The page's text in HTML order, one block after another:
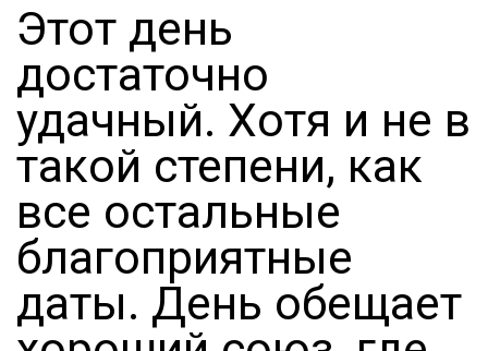
Этот день
достаточно
удачный. Хотя и не в
такой степени, как
все остальные
благоприятные
даты. День обещает